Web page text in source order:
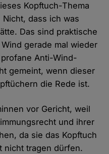
Kopftuch-Thema
dass ich was
Das sind praktische
gerade mal wieder
Anti-Wind-
gemeint, wenn dieser
die Rede ist.
vor Gericht, weil
und ihrer
da sie das Kopftuch
nicht tragen dürfen.